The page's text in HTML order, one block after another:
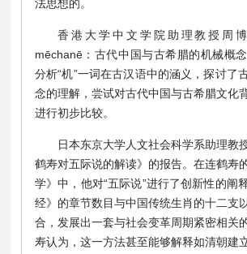
法思想的。
香港大学中文学院助理教授周
mēchanē：古代中国与古希腊的机械概
分析“机”一词在古汉语中的涵义，探讨了
念的理解，尝试对古代中国与古希腊文化
进行初步比较。
日本东京大学人文社会科学系助理教
鹤寿对五际说的解读》的报告。在连鹤寿
学》中，他对“五际说”进行了创新性的阐
经》的章节数目与中国传统生肖的十二支
合，发展出一套与社会变革周期紧密相关
寿认为，这一方法甚至能够解释如清朝建